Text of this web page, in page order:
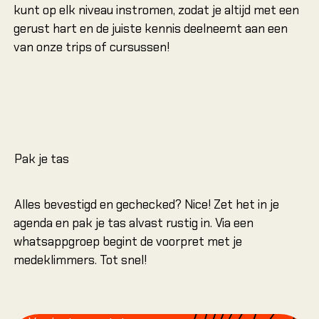
kunt op elk niveau instromen, zodat je altijd met een
gerust hart en de juiste kennis deelneemt aan een
van onze trips of cursussen!
Pak je tas
Alles bevestigd en gechecked? Nice! Zet het in je
agenda en pak je tas alvast rustig in. Via een
whatsappgroep begint de voorpret met je
medeklimmers. Tot snel!